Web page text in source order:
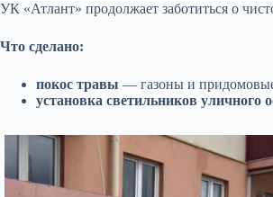
УК «Атлант» продолжает заботиться о
Что сделано:
покос травы — газоны и придомовые
установка светильников уличного